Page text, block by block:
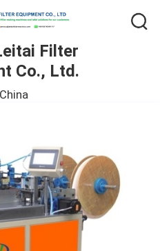
Filter
Co., Ltd.
China